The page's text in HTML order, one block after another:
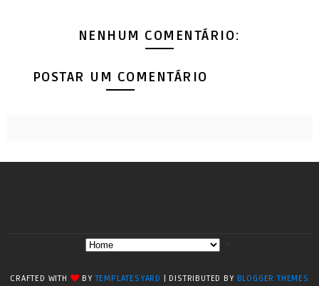
NENHUM COMENTÁRIO:
POSTAR UM COMENTÁRIO
CRAFTED WITH BYTEMPLATESYARD | DISTRIBUTED BY BLOGGER THEMES